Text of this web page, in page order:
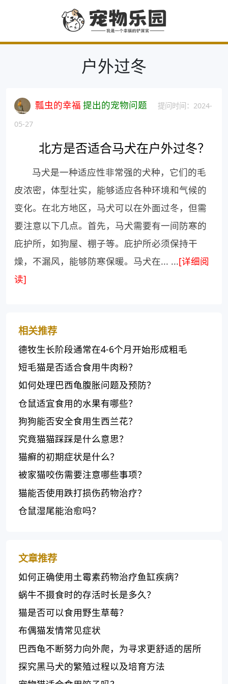
户外过冬
瓢虫的幸福 提出的宠物问题
提问时间：2024-
05-27
北方是否适合马犬在户外过冬？
马犬是一种适应性非常强的犬种，它们的毛
皮浓密，体型壮实，能够适应各种环境和气候的
变化。在北方地区，马犬可以在外面过冬，但需
要注意以下几点。首先，马犬需要有一间防寒的
庇护所，如狗屋、棚子等。庇护所必须保持干
燥，不漏风，能够防寒保暖。马犬在... ...[详细阅
读]
相关推荐
德牧生长阶段通常在4-6个月开始形成粗毛
短毛猫是否适合食用牛肉粉？
如何处理巴西龟腹胀问题及预防？
仓鼠适宜食用的水果有哪些？
狗狗能否安全食用生西兰花？
究竟猫猫踩踩是什么意思？
猫癣的初期症状是什么？
被家猫咬伤需要注意哪些事项？
猫能否使用跌打损伤药物治疗？
仓鼠湿尾能治愈吗？
文章推荐
如何正确使用土霉素药物治疗鱼缸疾病？
蜗牛不摄食时的存活时长是多久？
猫是否可以食用野生草莓？
布偶猫发情常见症状
巴西龟不断努力向外爬，为寻求更舒适的居所
探究黑马犬的繁殖过程以及培育方法